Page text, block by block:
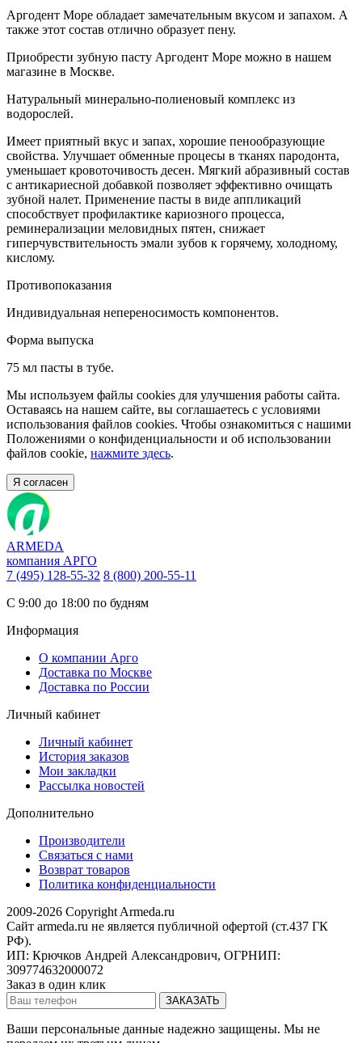
Аргодент Море обладает замечательным вкусом и запахом. А
также этот состав отлично образует пену.
Приобрести зубную пасту Аргодент Море можно в нашем
магазине в Москве.
Натуральный минерально-полиеновый комплекс из
водорослей.
Имеет приятный вкус и запах, хорошие пенообразующие
свойства. Улучшает обменные процесы в тканях пародонта,
уменьшает кровоточивость десен. Мягкий абразивный состав
с антикариесной добавкой позволяет эффективно очищать
зубной налет. Применение пасты в виде аппликаций
способствует профилактике кариозного процесса,
реминерализации меловидных пятен, снижает
гиперчувствительность эмали зубов к горячему, холодному,
кислому.
Противопоказания
Индивидуальная непереносимость компонентов.
Форма выпуска
75 мл пасты в тубе.
Мы используем файлы cookies для улучшения работы сайта.
Оставаясь на нашем сайте, вы соглашаетесь с условиями
использования файлов cookies. Чтобы ознакомиться с нашими
Положениями о конфиденциальности и об использовании
файлов cookie, нажмите здесь.
Я согласен
ARMEDA
компания АРГО
7 (495) 128-55-32 8 (800) 200-55-11
С 9:00 до 18:00 по будням
Информация
О компании Арго
Доставка по Москве
Доставка по России
Личный кабинет
Личный кабинет
История заказов
Мои закладки
Рассылка новостей
Дополнительно
Производители
Связаться с нами
Возврат товаров
Политика конфиденциальности
2009-2026 Copyright Armeda.ru
Сайт armeda.ru не является публичной офертой (ст.437 ГК
РФ).
ИП: Крючков Андрей Александрович, ОГРНИП:
309774632000072
Заказ в один клик
Ваши персональные данные надежно защищены. Мы не